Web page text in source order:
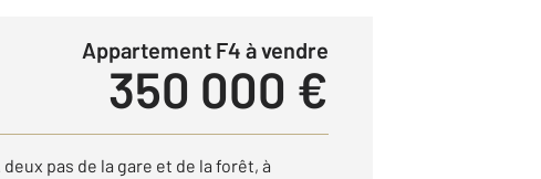
Appartement F4 à vendre
350 000 €
deux pas de la gare et de la forêt, à